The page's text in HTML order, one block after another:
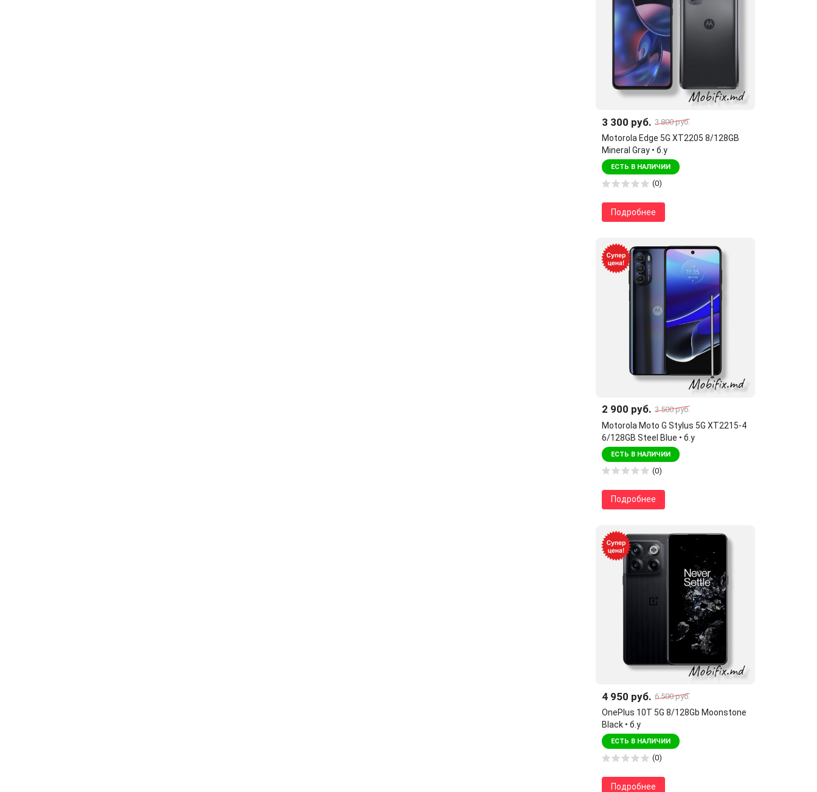
3 300 руб. 3 800 руб.
Motorola Edge 5G XT2205 8/128GB
Mineral Gray • б.у
ЕСТЬ В НАЛИЧИИ
(0)
Подробнее
2 900 руб. 3 500 руб.
Motorola Moto G Stylus 5G XT2215-4
6/128GB Steel Blue • б.у
ЕСТЬ В НАЛИЧИИ
(0)
Подробнее
4 950 руб. 6 500 руб.
OnePlus 10T 5G 8/128Gb Moonstone
Black • б.у
ЕСТЬ В НАЛИЧИИ
(0)
Подробнее